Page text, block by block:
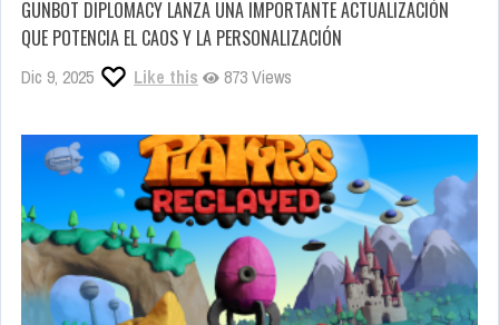
GUNBOT DIPLOMACY LANZA UNA IMPORTANTE ACTUALIZACIÓN
QUE POTENCIA EL CAOS Y LA PERSONALIZACIÓN
Dic 9, 2025 Like this 873 Views